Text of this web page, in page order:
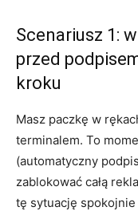
Scenariusz 1:
przed
kroku
Masz paczkę w
terminalem. To
(automatyczny
zablokować całą
tę sytuację